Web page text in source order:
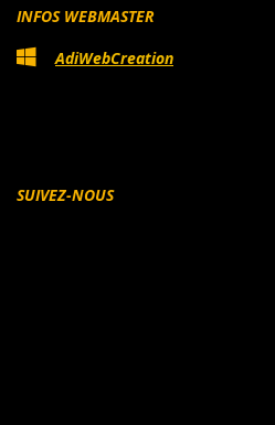
INFOS WEBMASTER
AdiWebCreation
SUIVEZ-NOUS